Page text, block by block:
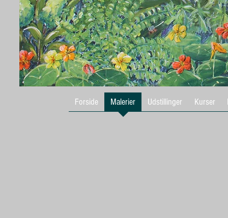
Forside Malerier Udstillinger Kurser